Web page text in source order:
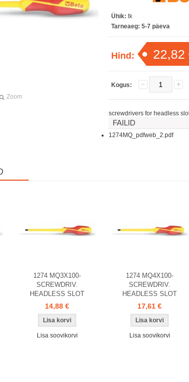
Zoom
Ühik: tk
Tarneaeg: 5-7 päeva
Hind: 22,82
Kogus:
screwdrivers for headless
FAILID
1274MQ_pdfweb_2.pdf
1274 MQ3X100-
SCREWDRIV.
HEADLESS SLOT
14,88 €
Lisa soovikorvi
1274 MQ4X100-
SCREWDRIV.
HEADLESS SLOT
17,61 €
Lisa soovikorvi